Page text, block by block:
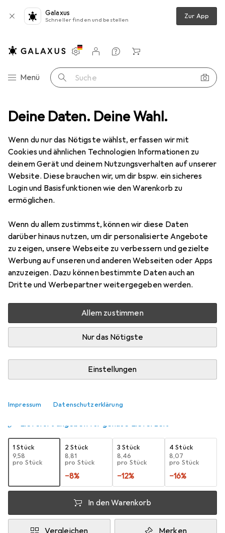
Deine Daten. Deine Wahl.
Wenn du nur das Nötigste wählst, erfassen wir mit
Cookies und ähnlichen Technologien Informationen zu
deinem Gerät und deinem Nutzungsverhalten auf unserer
Website. Diese brauchen wir, um dir bspw. ein sicheres
Login und Basisfunktionen wie den Warenkorb zu
ermöglichen.
Wenn du allem zustimmst, können wir diese Daten
darüber hinaus nutzen, um dir personalisierte Angebote
zu zeigen, unsere Webseite zu verbessern und gezielte
Werbung auf unseren und anderen Webseiten oder Apps
anzuzeigen. Dazu können bestimmte Daten auch an
Dritte und Werbepartner weitergegeben werden.
Allem zustimmen
Nur das Nötigste
Einstellungen
Impressum Datenschutzerklärung
Galaxus
Schneller finden und bestellen Zur App
Navigation nach Kategorien
Menü Suche
Einstellungen
Kundenkonto
Vergleichslisten
Merklisten
Warenkorb
Peripherie Mäuse + Tastaturen Maus Gembird NX 7015
9 Bilder
MENGENRABATT
GembirdNX 7015
Kabellos
Preis in EUR inkl. MwSt.
EUR
9,58
Schneller lieferbar
Bewertungen
Mehr von Gembird
Zwischen Mi, 19.8. und Di, 25.8. geliefert
Mehr als 10 Stück an Lager beim Lieferanten
Lieferort angeben für genaue Lieferzeit
1 Stück
EUR
9,58
pro Stück
2 Stück
EUR
8,81
pro Stück
−8%
3 Stück
EUR
8,46
pro Stück
−12%
4 Stück
EUR
8,07
pro Stück
−16%
In den Warenkorb
Vergleichen Merken